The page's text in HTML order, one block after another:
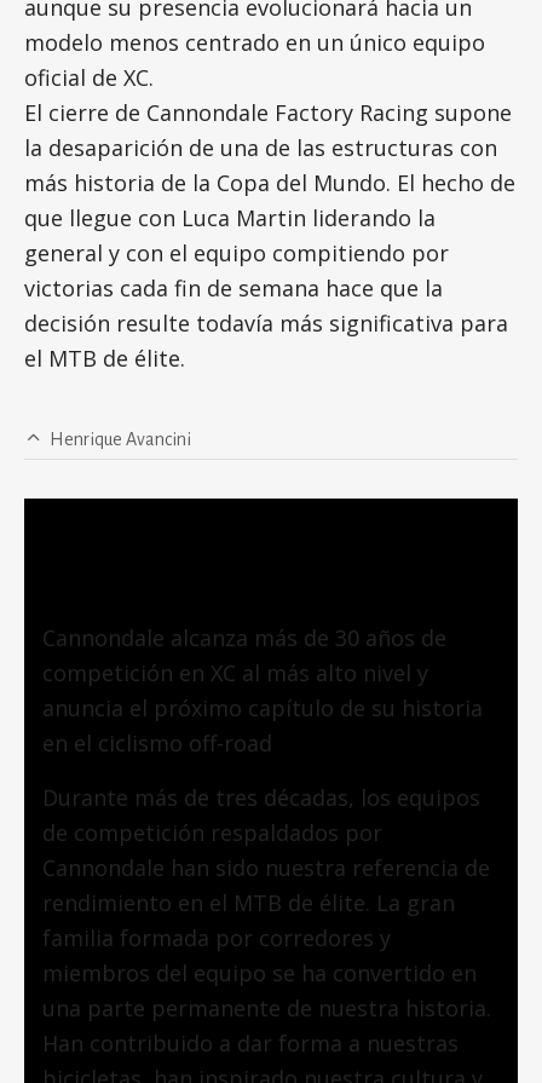
aunque su presencia evolucionará hacia un
modelo menos centrado en un único equipo
oficial de XC.
El cierre de Cannondale Factory Racing supone
la desaparición de una de las estructuras con
más historia de la Copa del Mundo. El hecho de
que llegue con Luca Martin liderando la
general y con el equipo compitiendo por
victorias cada fin de semana hace que la
decisión resulte todavía más significativa para
el MTB de élite.
Henrique Avancini
Cannondale alcanza más de 30 años de
competición en XC al más alto nivel y
anuncia el próximo capítulo de su historia
en el ciclismo off-road
Durante más de tres décadas, los equipos
de competición respaldados por
Cannondale han sido nuestra referencia de
rendimiento en el MTB de élite. La gran
familia formada por corredores y
miembros del equipo se ha convertido en
una parte permanente de nuestra historia.
Han contribuido a dar forma a nuestras